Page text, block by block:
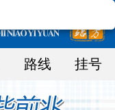
路线 挂号